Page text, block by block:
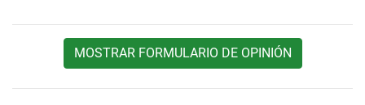
MOSTRAR FORMULARIO DE OPINIÓN